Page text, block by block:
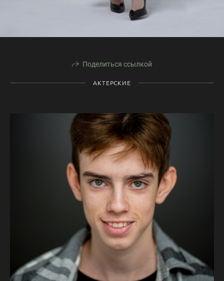
Поделиться ссылкой
АКТЕРСКИЕ